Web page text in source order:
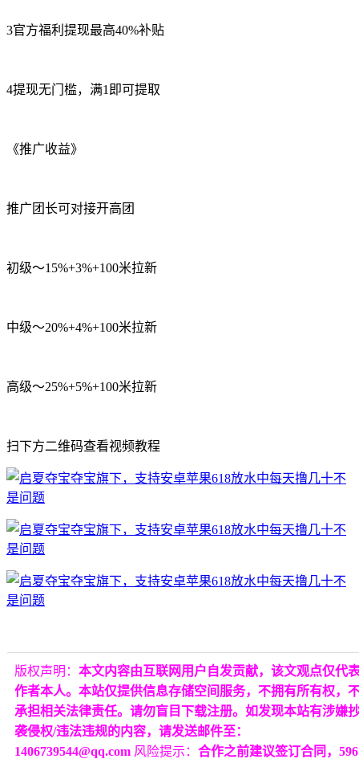
3官方福利提现最高40%补贴
4提现无门槛，满1即可提取
《推广收益》
推广团长可对接开高团
初级～15%+3%+100米拉新
中级～20%+4%+100米拉新
高级～25%+5%+100米拉新
扫下方二维码查看视频教程
版权声明： 本文内容由互联网用户自发贡献，该文观点仅代
作者本人。本站仅提供信息存储空间服务，不拥有所有权，
承担相关法律责任。请勿盲目下载注册。如发现本站有涉嫌
袭侵权/违法违规的内容，请发送邮件至：
1406739544@qq.com 风险提示： 合作之前建议签订合同，596